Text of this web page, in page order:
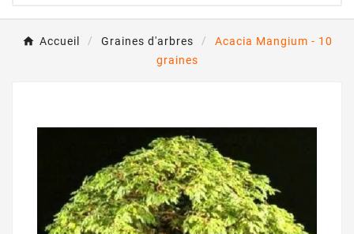
Accueil Graines d'arbres
Acacia Mangium - 10
graines